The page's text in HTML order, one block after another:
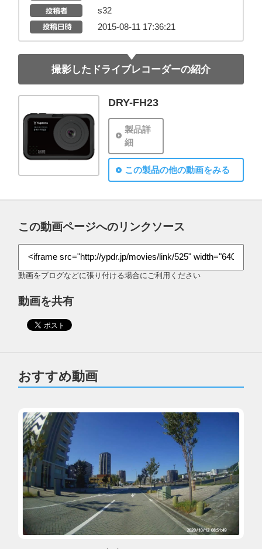
s32
2015-08-11 17:36:21
撮影したドライブレコーダーの紹介
DRY-FH23
製品詳
細
この製品の他の動画をみる
この動画ページへのリンクソース
動画をブログなどに張り付ける場合にご利用ください
動画を共有
おすすめ動画